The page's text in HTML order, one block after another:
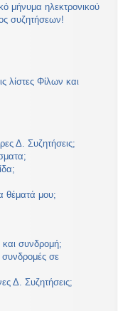
μήνυμα ηλεκτρονικού
συζητήσεων!
Φίλων και
Δ. Συζητήσεις;
θέματά μου;
και συνδρομή;
συνδρομές σε
Δ. Συζητήσεις;